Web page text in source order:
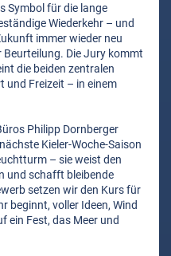
Symbol für die lange
Wiederkehr – und
immer wieder neu
Beurteilung. Die Jury kommt
die beiden zentralen
und Freizeit – in einem
Philipp Dornberger
Kieler-Woche-Saison
– sie weist den
und schafft bleibende
setzen wir den Kurs für
beginnt, voller Ideen, Wind
ein Fest, das Meer und